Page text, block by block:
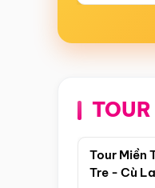
Tour Miền
Tre - Cù